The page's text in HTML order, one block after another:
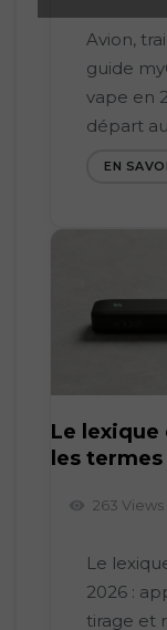
Avion,
guide
vape en
départ
EN
Le lexique
les
visibility 263 Views
Le
2026 :
tirage et